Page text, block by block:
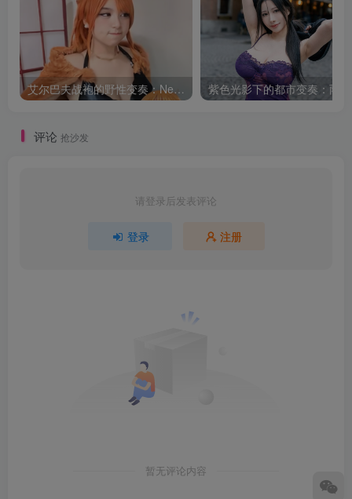
艾尔巴夫战袍的野性变奏：Neomachiii娜美的巨人岛叙事
评论 抢沙发
请登录后发表评论
登录 注册
暂无评论内容